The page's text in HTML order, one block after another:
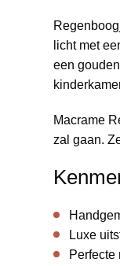
licht met
een
Macrame
zal gaan.
Luxe
Perfecte